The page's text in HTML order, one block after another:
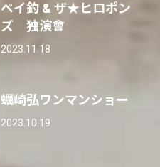
ペイ釣 & ザ★ヒロポン
ズ 独演會
2023.11.18
蠣崎弘ワンマンショー
2023.10.19